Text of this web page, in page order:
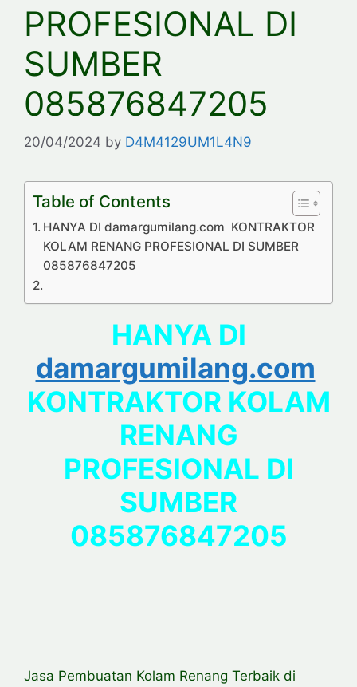
PROFESIONAL DI
SUMBER
085876847205
20/04/2024 by D4M4129UM1L4N9
Table of Contents
HANYA DI damargumilang.com KONTRAKTOR
KOLAM RENANG PROFESIONAL DI SUMBER
085876847205
HANYA DI
damargumilang.com
KONTRAKTOR KOLAM
RENANG
PROFESIONAL DI
SUMBER
085876847205
Jasa Pembuatan Kolam Renang Terbaik di